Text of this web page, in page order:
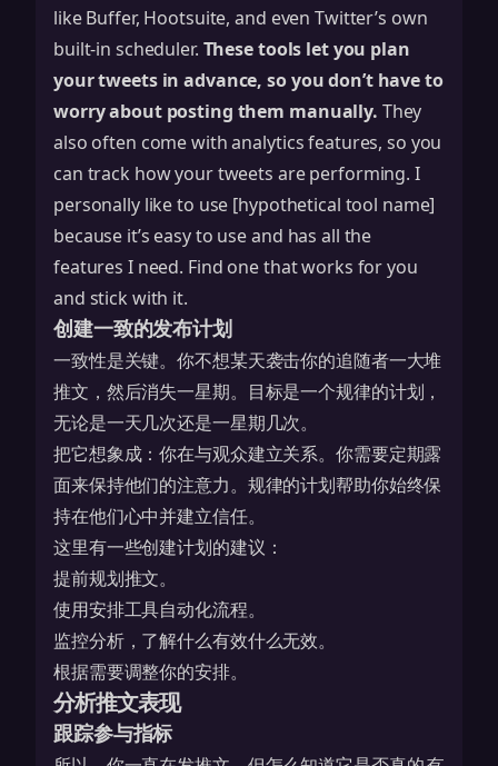
like Buffer, Hootsuite, and even Twitter’s own
built-in scheduler. These tools let you plan
your tweets in advance, so you don’t have to
worry about posting them manually. They
also often come with analytics features, so you
can track how your tweets are performing. I
personally like to use [hypothetical tool name]
because it’s easy to use and has all the
features I need. Find one that works for you
and stick with it.
创建一致的发布计划
一致性是关键。你不想某天袭击你的追随者一大堆
推文，然后消失一星期。目标是一个规律的计划，
无论是一天几次还是一星期几次。
把它想象成：你在与观众建立关系。你需要定期露
面来保持他们的注意力。规律的计划帮助你始终保
持在他们心中并建立信任。
这里有一些创建计划的建议：
提前规划推文。
使用安排工具自动化流程。
监控分析，了解什么有效什么无效。
根据需要调整你的安排。
分析推文表现
跟踪参与指标